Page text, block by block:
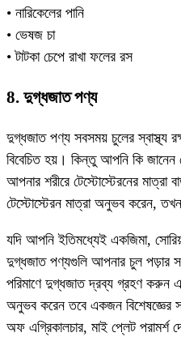
• নারিকেলের পানি
• ভেষজ চা
• টাটকা চেপে রাখা ফলের রস
8. দুগ্ধজাত পণ্য
দুগ্ধজাত পণ্য সবসময় চুলের স্বাস্থ্য
বিবেচিত হয়। কিন্তু আপনি কি জানেন
আপনার শরীরে টেস্টোস্টেরনের মাত্রা
টেস্টোস্টেরন মাত্রা অনুভব করেন,
যদি আপনি ইতিমধ্যেই একজিমা,
দুগ্ধজাত পণ্যগুলি আপনার চুল পড়ার
পরিমাণে দুগ্ধজাত দ্রব্য গ্রহণ করুন
অনুভব করেন তবে একজন বিশেষজ্ঞের
অফ এগ্রিকালচার, মাই প্লেট পরামর্শ